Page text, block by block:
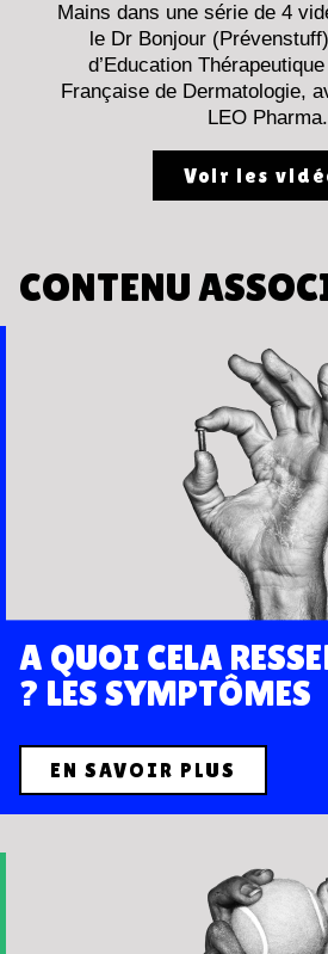
Mains dans une série de 4
le Dr Bonjour
d’Education
Française de Dermatologie,
LEO Pharma.
Voir les
CONTENU
A QUOI CELA
? LES SYMPTÔMES
EN SAVOIR PLUS